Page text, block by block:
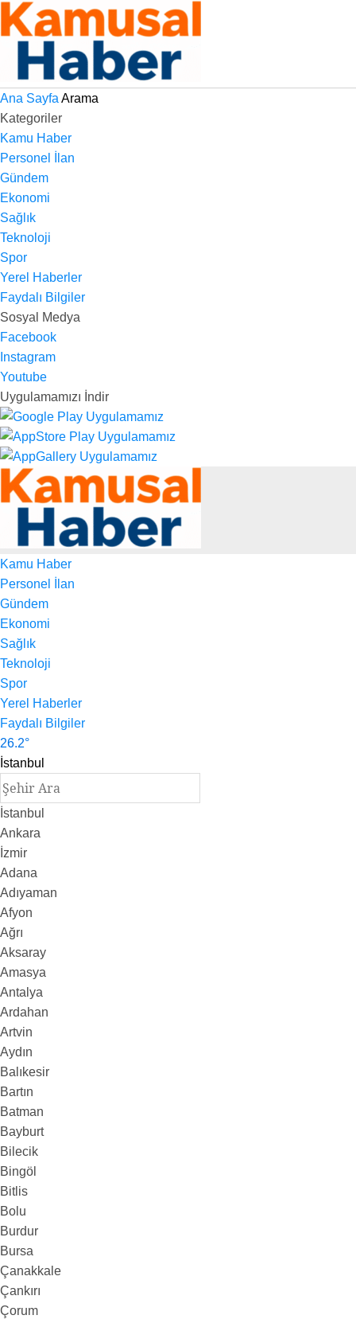
Ana Sayfa Arama
Kategoriler
Kamu Haber
Personel İlan
Gündem
Ekonomi
Sağlık
Teknoloji
Spor
Yerel Haberler
Faydalı Bilgiler
Sosyal Medya
Facebook
Instagram
Youtube
Uygulamamızı İndir
Kamu Haber
Personel İlan
Gündem
Ekonomi
Sağlık
Teknoloji
Spor
Yerel Haberler
Faydalı Bilgiler
26.2°
İstanbul
İstanbul
Ankara
İzmir
Adana
Adıyaman
Afyon
Ağrı
Aksaray
Amasya
Antalya
Ardahan
Artvin
Aydın
Balıkesir
Bartın
Batman
Bayburt
Bilecik
Bingöl
Bitlis
Bolu
Burdur
Bursa
Çanakkale
Çankırı
Çorum